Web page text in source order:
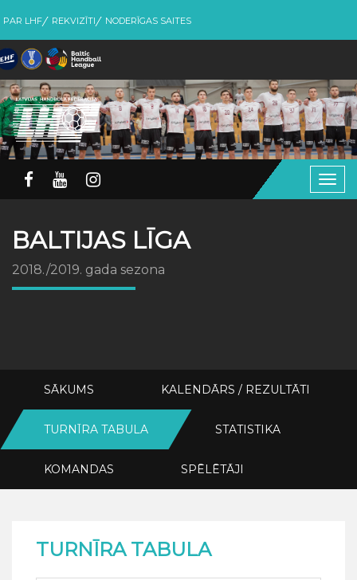
PAR LHF REKVIZĪTI NODERĪGAS SAITES
BALTIJAS LĪGA
2018./2019. gada sezona
SĀKUMS KALENDĀRS / REZULTĀTI
TURNĪRA TABULA STATISTIKA
KOMANDAS SPĒLĒTĀJI
TURNĪRA TABULA